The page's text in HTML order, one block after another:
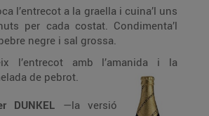
l’entrecot a la graella i cuina’l uns
per cada costat. Condimenta’l
negre i sal grossa.
l’entrecot amb l’amanida i la
de pebrot.
DUNKEL —la versió